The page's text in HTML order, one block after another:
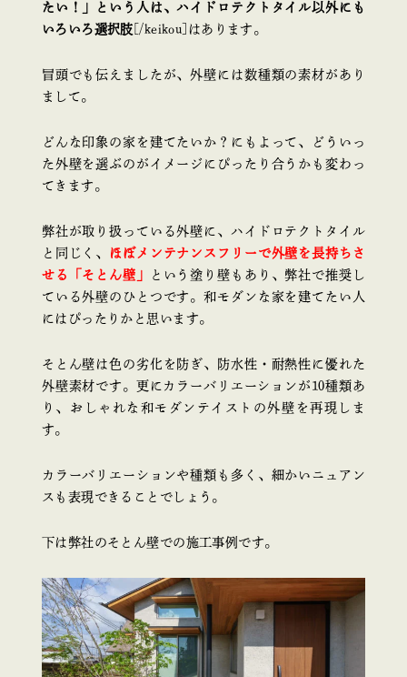
たい！」という人は、ハイドロテクトタイル以外にも
いろいろ選択肢 [/keikou]はあります。
冒頭でも伝えましたが、外壁には数種類の素材があり
まして。
どんな印象の家を建てたいか？にもよって、どういっ
た外壁を選ぶのがイメージにぴったり合うかも変わっ
てきます。
弊社が取り扱っている外壁に、ハイドロテクトタイル
と同じく、
ほぼメンテナンスフリーで外壁を長持ちさ
せる「そとん壁」
という塗り壁もあり、弊社で推奨し
ている外壁のひとつです。和モダンな家を建てたい人
にはぴったりかと思います。
そとん壁は色の劣化を防ぎ、防水性・耐熱性に優れた
外壁素材です。更にカラーバリエーションが10種類あ
り、おしゃれな和モダンテイストの外壁を再現しま
す。
カラーバリエーションや種類も多く、細かいニュアン
スも表現できることでしょう。
下は弊社のそとん壁での施工事例です。